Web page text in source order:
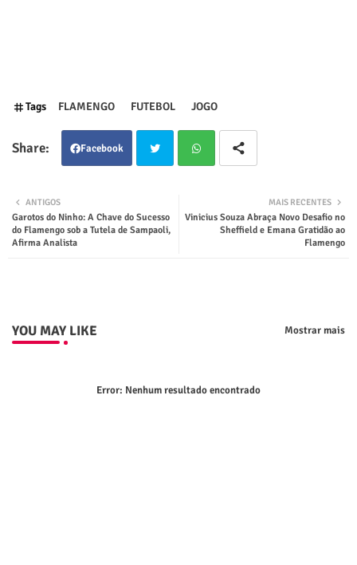
Tags FLAMENGO FUTEBOL JOGO
Facebook
ter tsap
MAIS RECENTES
Vinicius Souza Abraça Novo Desafio no
Sheffield e Emana Gratidão ao
Flamengo
ANTIGOS
Garotos do Ninho: A Chave do Sucesso
do Flamengo sob a Tutela de Sampaoli,
Afirma Analista
YOU MAY LIKE Mostrar mais
Error: Nenhum resultado encontrado